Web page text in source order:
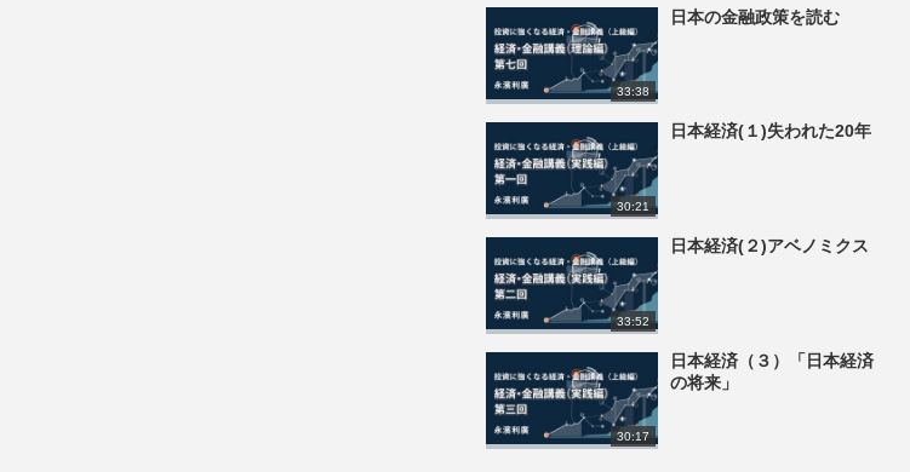
33:38
日本の金融政策を読む
30:21
日本経済(１)失われた20年
33:52
日本経済(２)アベノミクス
30:17
日本経済（３）「日本経済
の将来」